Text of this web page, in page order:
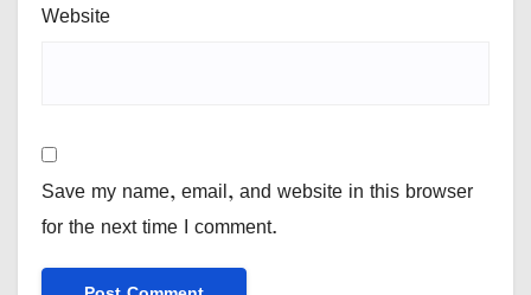
Website
Save my name, email, and website in this browser
for the next time I comment.